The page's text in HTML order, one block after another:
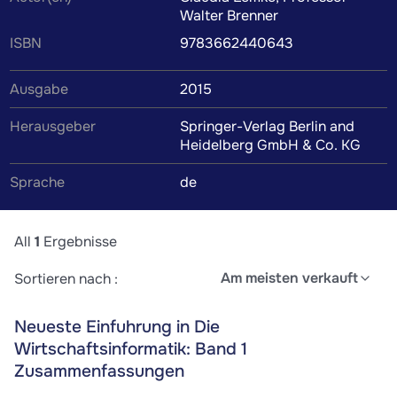
Lernzettel und weiteres Lernmaterial werden von
Kommilitonen oder Tutoren verfasst, um dir das
Verständnis des Lehrbuchinhalts zu erleichtern. Wenn du
die Zusammenfassung findest, die perfekt zu deinem
Lernstil passt, wird das Lernen zum Kinderspiel.
Walter Brenner
ISBN
9783662440643
Ausgabe
2015
Herausgeber
Springer-Verlag Berlin and
Heidelberg GmbH & Co. KG
Sprache
de
All 1 Ergebnisse
Sortieren nach :
Am meisten verkauft
Neueste Einfuhrung in Die
Wirtschaftsinformatik: Band 1
Zusammenfassungen